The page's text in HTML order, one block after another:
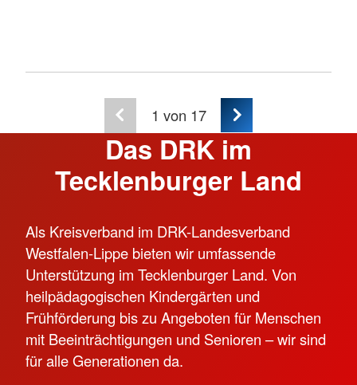
1 von 17
Das DRK im
Tecklenburger Land
Als Kreisverband im DRK-Landesverband
Westfalen-Lippe bieten wir umfassende
Unterstützung im Tecklenburger Land. Von
heilpädagogischen Kindergärten und
Frühförderung bis zu Angeboten für Menschen
mit Beeinträchtigungen und Senioren – wir sind
für alle Generationen da.